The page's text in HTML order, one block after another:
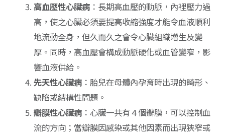
高血壓性心臟病 ：長期高血壓的動脈，內裡壓力過
高，使之心臟必須要提高收縮強度才能令血液順利
地流動全身，但久而久之會令心臟組織增生及變
厚。同時，高血壓會構成動脈硬化或血管變窄，影
響血液供給。
先天性心臟病 ：胎兒在母體內孕育時出現的畸形、
缺陷或結構性問題。
瓣膜性心臟病 ：心臟一共有４個瓣膜，可以控制血
流的方向；當瓣膜因感染或其他因素而出現狹窄或